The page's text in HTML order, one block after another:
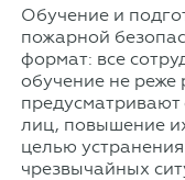
Обучение и
пожарной
формат: все
обучение не реже
лиц, повышение
целью
чрезвычайных